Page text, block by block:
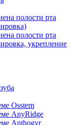
полости рта
полости рта
укрепление
Osstem
AnyRidge
Anthogyr